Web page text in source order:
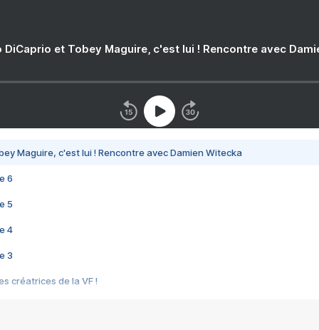
DiCaprio et Tobey Maguire, c'est lui ! Rencontre avec
Maguire, c'est lui ! Rencontre avec Damien Witecka
6
5
4
3
créatrices de la VF !